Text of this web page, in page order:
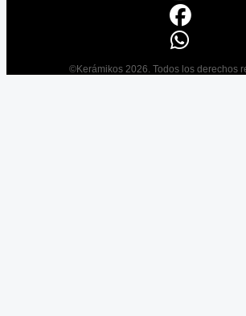
©Kerámikos 2026. Todos los derechos